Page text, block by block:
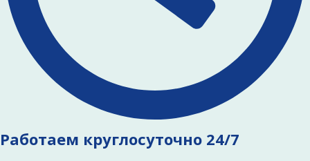
Работаем круглосуточно 24/7